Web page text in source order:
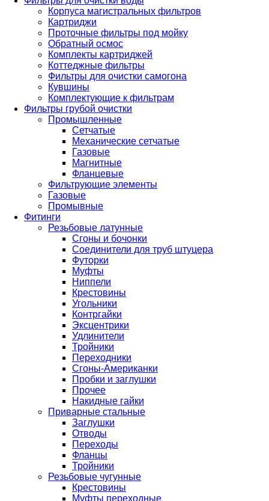
Корпуса магистральных фильтров
Картриджи
Проточные фильтры под мойку
Обратный осмос
Комплекты картриджей
Коттеджные фильтры
Фильтры для очистки самогона
Кувшины
Комплектующие к фильтрам
Фильтры грубой очистки
Промышленные
Сетчатые
Механические сетчатые
Газовые
Магнитные
Фланцевые
Фильтрующие элементы
Газовые
Промывные
Фитинги
Резьбовые латунные
Сгоны и бочонки
Соединители для труб штуцера
Футорки
Муфты
Ниппели
Крестовины
Угольники
Контргайки
Эксцентрики
Удлинители
Тройники
Переходники
Сгоны-Американки
Пробки и заглушки
Прочее
Накидные гайки
Приварные стальные
Заглушки
Отводы
Переходы
Фланцы
Тройники
Резьбовые чугунные
Крестовины
Муфты переходные